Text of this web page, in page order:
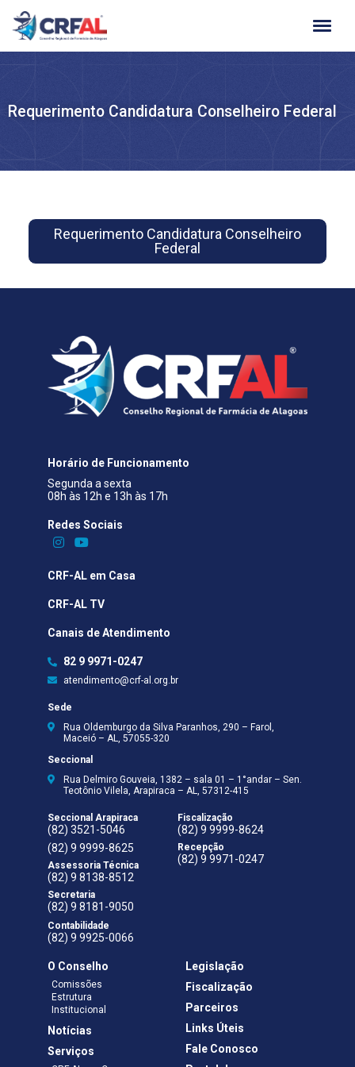
Ir
para
Requerimento Candidatura Conselheiro Federal
Requerimento Candidatura Conselheiro
Federal
Horário de Funcionamento
Segunda a sexta
08h às 12h e 13h às 17h
Redes Sociais​
CRF-AL em Casa
CRF-AL TV
Canais de Atendimento
82 9 9971-0247
atendimento@crf-al.org.br
Sede
Rua Oldemburgo da Silva Paranhos, 290 – Farol,
Maceió – AL, 57055-320
Seccional
Rua Delmiro Gouveia, 1382 – sala 01 – 1°andar – Sen.
Teotônio Vilela, Arapiraca – AL, 57312-415
Seccional Arapiraca
(82) 3521-5046
(82) 9 9999-8625
Assessoria Técnica
(82) 9 8138-8512
Secretaria
(82) 9 8181-9050
Contabilidade
(82) 9 9925-0066
Fiscalização
(82) 9 9999-8624
Recepção
(82) 9 9971-0247
O Conselho
Comissões
Estrutura
Institucional
Notícias
Serviços
Legislação
Fiscalização
Parceiros
Links Úteis
Fale Conosco